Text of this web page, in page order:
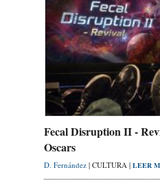
Fecal Disruption II -
Oscars
D. Fernández | CULTURA | LEER